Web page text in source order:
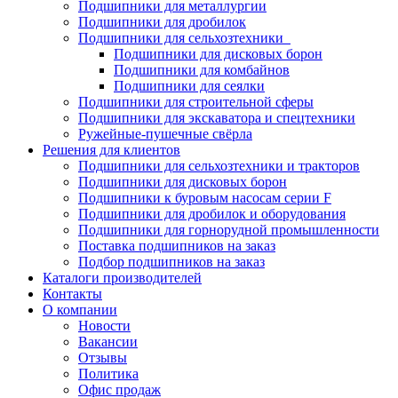
Подшипники для металлургии
Подшипники для дробилок
Подшипники для сельхозтехники
Подшипники для дисковых борон
Подшипники для комбайнов
Подшипники для сеялки
Подшипники для строительной сферы
Подшипники для экскаватора и спецтехники
Ружейные-пушечные свёрла
Решения для клиентов
Подшипники для сельхозтехники и тракторов
Подшипники для дисковых борон
Подшипники к буровым насосам серии F
Подшипники для дробилок и оборудования
Подшипники для горнорудной промышленности
Поставка подшипников на заказ
Подбор подшипников на заказ
Каталоги производителей
Контакты
О компании
Новости
Вакансии
Отзывы
Политика
Офис продаж